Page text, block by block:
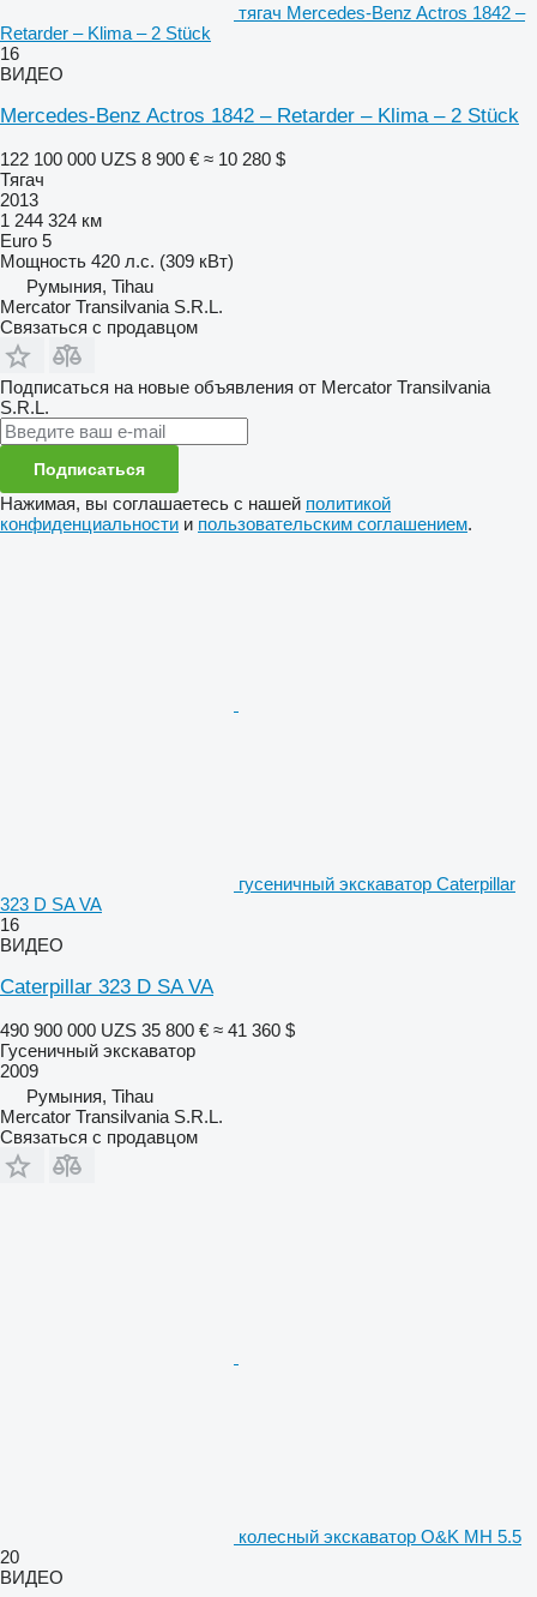
тягач Mercedes-Benz Actros 1842 –
Retarder – Klima – 2 Stück
16
ВИДЕО
Mercedes-Benz Actros 1842 – Retarder – Klima – 2 Stück
122 100 000 UZS 8 900 € ≈ 10 280 $
Тягач
2013
1 244 324 км
Euro 5
Мощность 420 л.с. (309 кВт)
Румыния, Tihau
Mercator Transilvania S.R.L.
Связаться с продавцом
Подписаться на новые объявления от Mercator Transilvania
S.R.L.
Подписаться
Нажимая, вы соглашаетесь с нашей политикой
конфиденциальности и пользовательским соглашением.
гусеничный экскаватор Caterpillar
323 D SA VA
16
ВИДЕО
Caterpillar 323 D SA VA
490 900 000 UZS 35 800 € ≈ 41 360 $
Гусеничный экскаватор
2009
Румыния, Tihau
Mercator Transilvania S.R.L.
Связаться с продавцом
колесный экскаватор O&K MH 5.5
20
ВИДЕО